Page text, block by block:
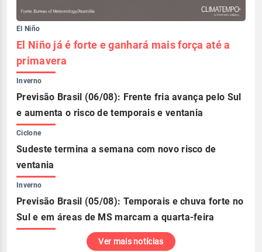
El Niño
El Niño já é forte e ganhará mais força até a
primavera
Inverno
Previsão Brasil (06/08): Frente fria avança pelo Sul
e aumenta o risco de temporais e ventania
Ciclone
Sudeste termina a semana com novo risco de
ventania
Inverno
Previsão Brasil (05/08): Temporais e chuva forte no
Sul e em áreas de MS marcam a quarta-feira
Ver mais notícias